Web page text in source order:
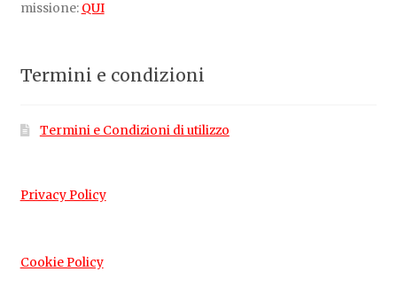
missione: QUI
Termini e condizioni
Termini e Condizioni di utilizzo
Privacy Policy
Cookie Policy